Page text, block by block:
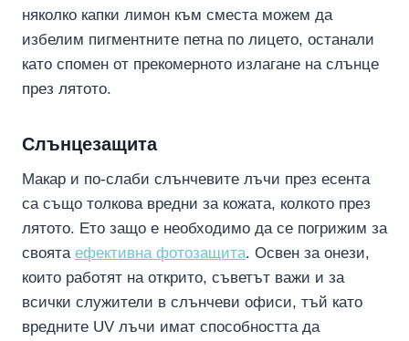
няколко капки лимон към сместа можем да
избелим пигментните петна по лицето, останали
като спомен от прекомерното излагане на слънце
през лятото.
Слънцезащита
Макар и по-слаби слънчевите лъчи през есента
са също толкова вредни за кожата, колкото през
лятото. Ето защо е необходимо да се погрижим за
своята ефективна фотозащита. Освен за онези,
които работят на открито, съветът важи и за
всички служители в слънчеви офиси, тъй като
вредните UV лъчи имат способността да